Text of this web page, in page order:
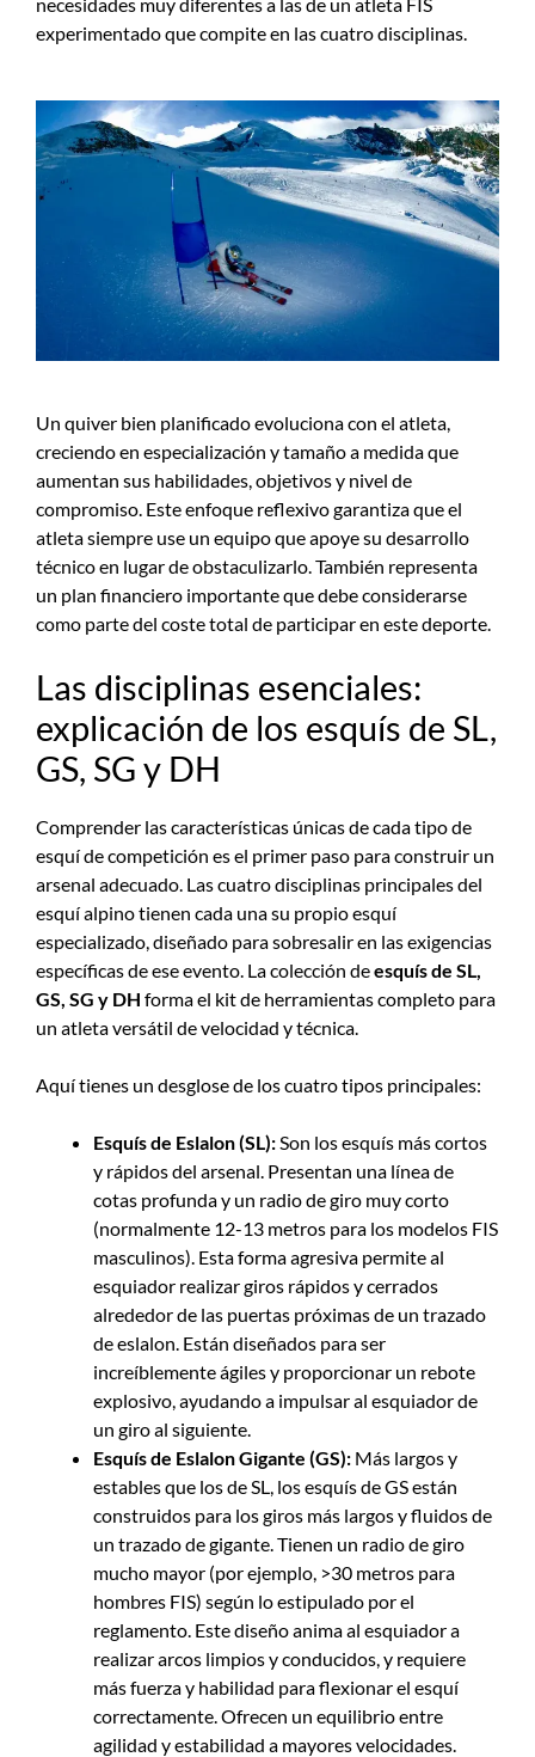
experimentado que compite en las cuatro disciplinas.
Un quiver bien planificado evoluciona con el atleta,
creciendo en especialización y tamaño a medida que
aumentan sus habilidades, objetivos y nivel de
compromiso. Este enfoque reflexivo garantiza que el
atleta siempre use un equipo que apoye su desarrollo
técnico en lugar de obstaculizarlo. También representa
un plan financiero importante que debe considerarse
como parte del coste total de participar en este deporte.
Las disciplinas esenciales:
explicación de los esquís de SL,
GS, SG y DH
Comprender las características únicas de cada tipo de
esquí de competición es el primer paso para construir un
arsenal adecuado. Las cuatro disciplinas principales del
esquí alpino tienen cada una su propio esquí
especializado, diseñado para sobresalir en las exigencias
específicas de ese evento. La colección deesquís de SL,
GS, SG y DH forma el kit de herramientas completo para
un atleta versátil de velocidad y técnica.
Aquí tienes un desglose de los cuatro tipos principales:
Esquís de Eslalon (SL):Son los esquís más cortos
y rápidos del arsenal. Presentan una línea de
cotas profunda y un radio de giro muy corto
(normalmente 12-13 metros para los modelos FIS
masculinos). Esta forma agresiva permite al
esquiador realizar giros rápidos y cerrados
alrededor de las puertas próximas de un trazado
de eslalon. Están diseñados para ser
increíblemente ágiles y proporcionar un rebote
explosivo, ayudando a impulsar al esquiador de
un giro al siguiente.
Esquís de Eslalon Gigante (GS): Más largos y
estables que los de SL, los esquís de GS están
construidos para los giros más largos y fluidos de
un trazado de gigante. Tienen un radio de giro
mucho mayor (por ejemplo, >30 metros para
hombres FIS) según lo estipulado por el
reglamento. Este diseño anima al esquiador a
realizar arcos limpios y conducidos, y requiere
más fuerza y habilidad para flexionar el esquí
correctamente. Ofrecen un equilibrio entre
agilidad y estabilidad a mayores velocidades.